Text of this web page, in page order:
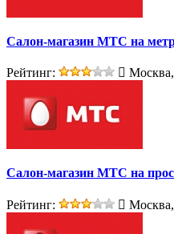
Салон-магазин МТС на
Рейтинг:
Салон-магазин МТС на
Рейтинг: